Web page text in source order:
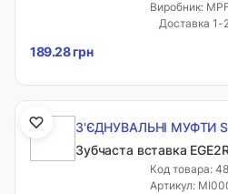
Виробник:
Доставка 1-
189.28 грн
З'ЄДНУВАЛЬНІ МУФТИ
Зубчаста вставка
Код товара:
Артикул: